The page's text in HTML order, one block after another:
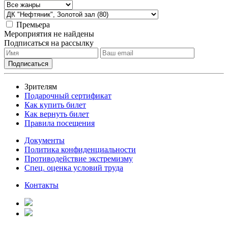
Премьера
Мероприятия не найдены
Подписаться на рассылку
Зрителям
Подарочный сертификат
Как купить билет
Как вернуть билет
Правила посещения
Документы
Политика конфиденциальности
Противодействие экстремизму
Спец. оценка условий труда
Контакты